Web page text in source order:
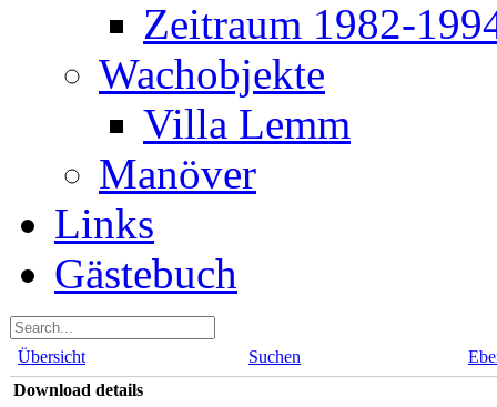
Zeitraum 1982-
Wachobjekte
Villa Lemm
Manöver
Links
Gästebuch
Übersicht Suchen
Download details